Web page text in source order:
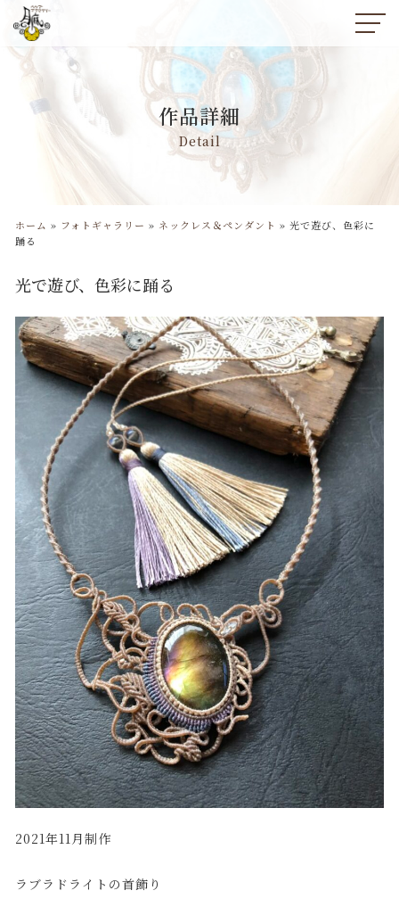
コ
ン
作品詳細
Detail
ホーム » フォトギャラリー » ネックレス＆ペンダント » 光で遊び、色彩に
踊る
光で遊び、色彩に踊る
2021年11月制作
ラブラドライトの首飾り